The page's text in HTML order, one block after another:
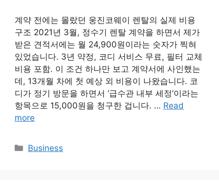
계약 전에는 몰랐던 웅진코웨이 렌탈의 실제 비용
구조 2021년 3월, 정수기 렌탈 계약을 하면서 제가
받은 견적서에는 월 24,900원이라는 숫자가 찍혀
있었습니다. 3년 약정, 코디 서비스 무료, 필터 교체
비용 포함. 이 조건 하나만 보고 계약서에 사인했는
데, 13개월 차에 첫 예상 외 비용이 나왔습니다. 코
디가 정기 방문을 하면서 ‘급수관 내부 세정’이라는
항목으로 15,000원을 청구한 겁니다. … Read
more
Categories
Business